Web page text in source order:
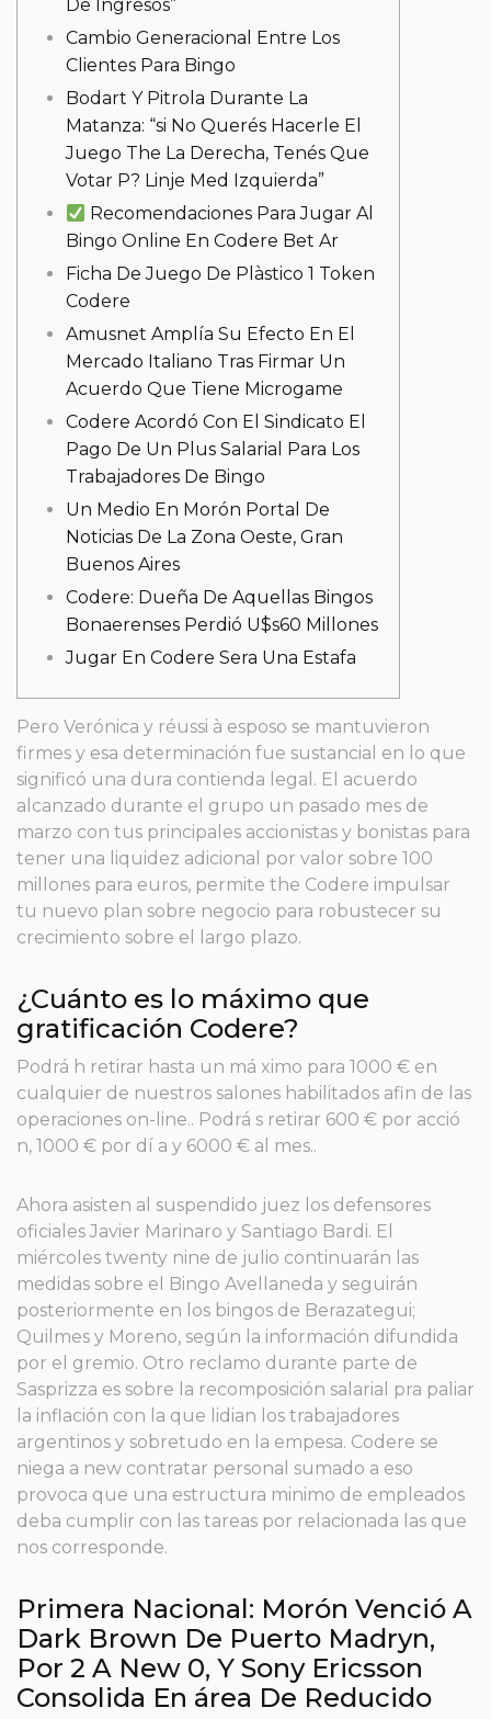
De Ingresos”
Cambio Generacional Entre Los
Clientes Para Bingo
Bodart Y Pitrola Durante La
Matanza: “si No Querés Hacerle El
Juego The La Derecha, Tenés Que
Votar P? Linje Med Izquierda”
Recomendaciones Para Jugar Al
Bingo Online En Codere Bet Ar
Ficha De Juego De Plàstico 1 Token
Codere
Amusnet Amplía Su Efecto En El
Mercado Italiano Tras Firmar Un
Acuerdo Que Tiene Microgame
Codere Acordó Con El Sindicato El
Pago De Un Plus Salarial Para Los
Trabajadores De Bingo
Un Medio En Morón Portal De
Noticias De La Zona Oeste, Gran
Buenos Aires
Codere: Dueña De Aquellas Bingos
Bonaerenses Perdió U$s60 Millones
Jugar En Codere Sera Una Estafa
Pero Verónica y réussi à esposo se mantuvieron
firmes y esa determinación fue sustancial en lo que
significó una dura contienda legal. El acuerdo
alcanzado durante el grupo un pasado mes de
marzo con tus principales accionistas y bonistas para
tener una liquidez adicional por valor sobre 100
millones para euros, permite the Codere impulsar
tu nuevo plan sobre negocio para robustecer su
crecimiento sobre el largo plazo.
¿Cuánto es lo máximo que
gratificación Codere?
Podrá h retirar hasta un má ximo para 1000​ € en
cualquier de nuestros salones habilitados afin de las
operaciones on-line.. Podrá s retirar 600 € por acció
n, 1000​ € por dí a y 6000 € al mes..
Ahora asisten al suspendido juez los defensores
oficiales Javier Marinaro y Santiago Bardi. El
miércoles twenty nine de julio continuarán las
medidas sobre el Bingo Avellaneda y seguirán
posteriormente en los bingos de Berazategui;
Quilmes y Moreno, según la información difundida
por el gremio. Otro reclamo durante parte de
Sasprizza es sobre la recomposición salarial pra paliar
la inflación con la que lidian los trabajadores
argentinos y sobretudo en la empesa. Codere se
niega a new contratar personal sumado a eso
provoca que una estructura minimo de empleados
deba cumplir con las tareas por relacionada las que
nos corresponde.
Primera Nacional: Morón Venció A
Dark Brown De Puerto Madryn,
Por 2 A New 0, Y Sony Ericsson
Consolida En área De Reducido